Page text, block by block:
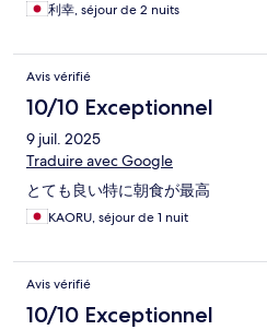
利幸, séjour de 2 nuits
Avis vérifié
10/10 Exceptionnel
9 juil. 2025
Traduire avec Google
とても良い特に朝食が最高
KAORU, séjour de 1 nuit
Avis vérifié
10/10 Exceptionnel